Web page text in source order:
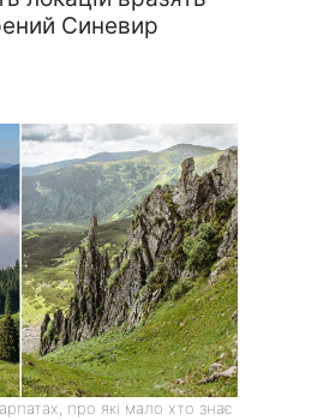
Синевир
про які мало хто знає